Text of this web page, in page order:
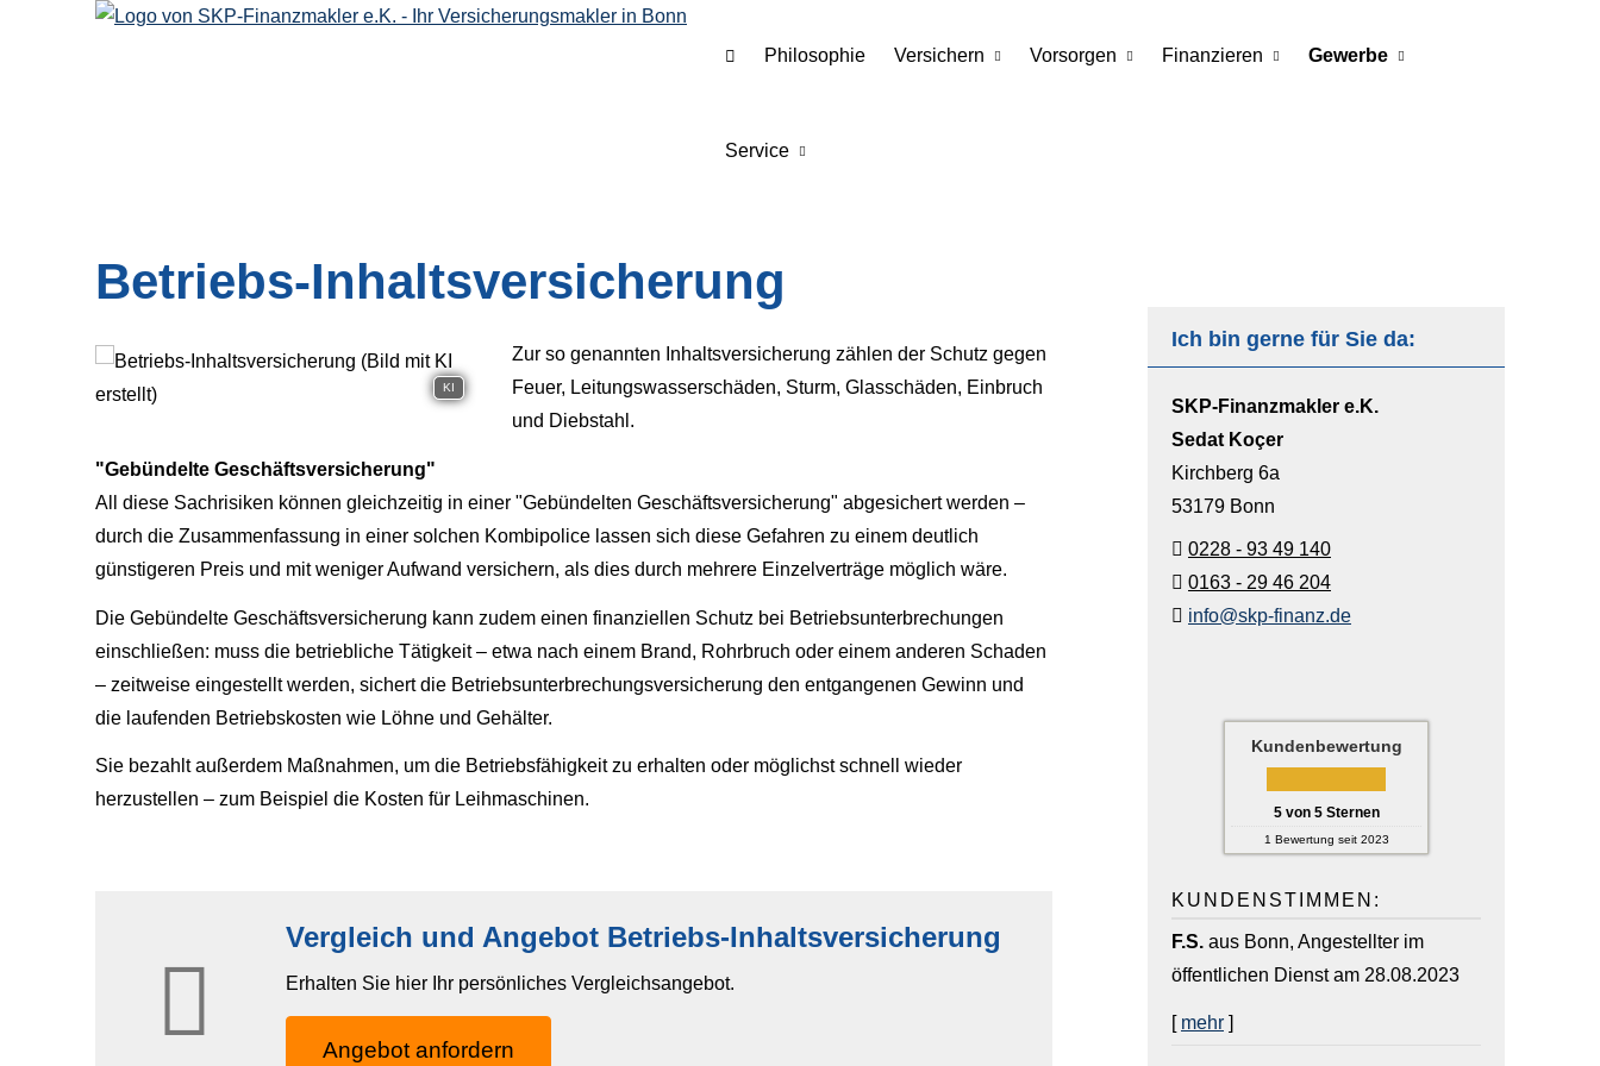
Philosophie Versichern Vorsorgen Finanzieren Gewerbe
Service
Ich bin gerne für Sie da:
SKP-Finanzmakler e.K.
Sedat Koçer
Kirchberg 6a
53179 Bonn
0228 - 93 49 140
0163 - 29 46 204
info@skp-finanz.de
Kundenbewertung
5von 5Sternen
1 Bewertung seit 2023
KUNDENSTIMMEN:
F.S. aus Bonn, Angestellter im
öffentlichen Dienst am 28.08.2023
[ mehr ]
Betriebs-Inhaltsversicherung
KI
Zur so genannten Inhaltsversicherung zählen der Schutz gegen
Feuer, Leitungswasserschäden, Sturm, Glasschäden, Einbruch
und Diebstahl.
"Gebündelte Geschäftsversicherung"
All diese Sachrisiken können gleichzeitig in einer "Gebündelten Geschäftsversicherung" abgesichert werden –
durch die Zusammenfassung in einer solchen Kombipolice lassen sich diese Gefahren zu einem deutlich
günstigeren Preis und mit weniger Aufwand ver­sichern, als dies durch mehrere Einzelverträge möglich wäre.
Die Gebündelte Geschäftsversicherung kann zudem einen finanziellen Schutz bei Betriebsunterbrechungen
einschließen: muss die betriebliche Tätigkeit – etwa nach einem Brand, Rohrbruch oder einem anderen Schaden
– zeitweise eingestellt werden, sichert die Betriebsunterbrechungsversicherung den entgangenen Gewinn und
die laufenden Betriebskosten wie Löhne und Gehälter.
Sie bezahlt außerdem Maßnahmen, um die Betriebsfähigkeit zu erhalten oder möglichst schnell wieder
herzustellen – zum Beispiel die Kosten für Leihmaschinen.
Vergleich und Angebot Betriebs-Inhaltsversicherung
Erhalten Sie hier Ihr persönliches Vergleichsangebot.
An­ge­bot an­for­dern